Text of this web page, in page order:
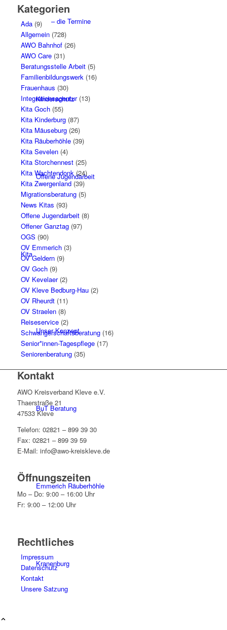
– die Termine
Kinderschutz
Offene Jugendarbeit
Kita
Unser Konzept
BuT Beratung
Emmerich Räuberhöhle
Kranenburg
Kategorien
Ada(9)
Allgemein(728)
AWO Bahnhof(26)
AWO Care(31)
Beratungsstelle Arbeit(5)
Familienbildungswerk (16)
Frauenhaus (30)
Integrationsagentur(13)
Kita Goch(55)
Kita Kinderburg(87)
Kita Mäuseburg(26)
Kita Räuberhöhle(39)
Kita Sevelen(4)
Kita Storchennest(25)
Kita Wachtendonk (24)
Kita Zwergenland(39)
Migrationsberatung(5)
News Kitas (93)
Offene Jugendarbeit(8)
Offener Ganztag(97)
OGS (90)
OV Emmerich(3)
OV Geldern(9)
OV Goch(9)
OV Kevelaer(2)
OV Kleve Bedburg-Hau(2)
OV Rheurdt(11)
OV Straelen(8)
Reiseservice(2)
Schwangerschaftsberatung(16)
Senior*innen-Tagespflege(17)
Seniorenberatung(35)
Kontakt
AWO Kreisverband Kleve e.V.
Thaerstraße 21
47533 Kleve
Telefon: 02821 – 899 39 30
Fax: 02821 – 899 39 59
E-Mail: info@awo-kreiskleve.de
Öffnungszeiten
Mo – Do: 9:00 – 16:00 Uhr
Fr: 9:00 – 12:00 Uhr
Rechtliches
Impressum
Datenschutz
Kontakt
Unsere Satzung